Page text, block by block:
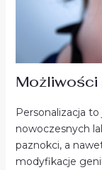
Możliwości
Personalizacja
nowoczesnych
paznokci, a
modyfikacje